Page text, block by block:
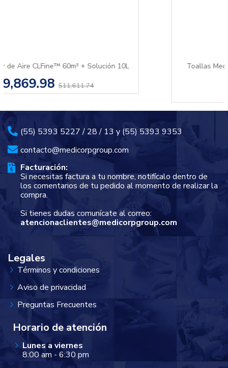
Toallas Medianas de Alcohol Isopropílico al 70%
$278.40
(55) 5393 5227 / 28 / 13 y (55) 5393 9353
contacto@medicorpgroup.com
Facturación:
Si necesitas factura a tu nombre, notifícalo dentro de
los comentarios de tu pedido al momento de realizar la
compra.
Si tienes dudas comunícate al correo:
atencionaclientes@medicorpgroup.com
Legales
Términos y condiciones
Aviso de privacidad
Preguntas Frecuentes
Horario de atención
Lunes a viernes
8:00 am - 6:30 pm